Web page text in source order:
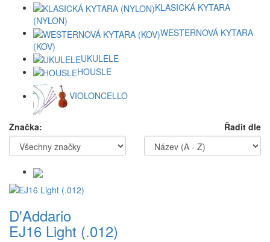
KLASICKÁ KYTARA
(NYLON)
WESTERNOVÁ KYTARA
(KOV)
UKULELE
HOUSLE
VIOLONCELLO
Značka: Řadit dle
D'Addario
EJ16 Light (.012)